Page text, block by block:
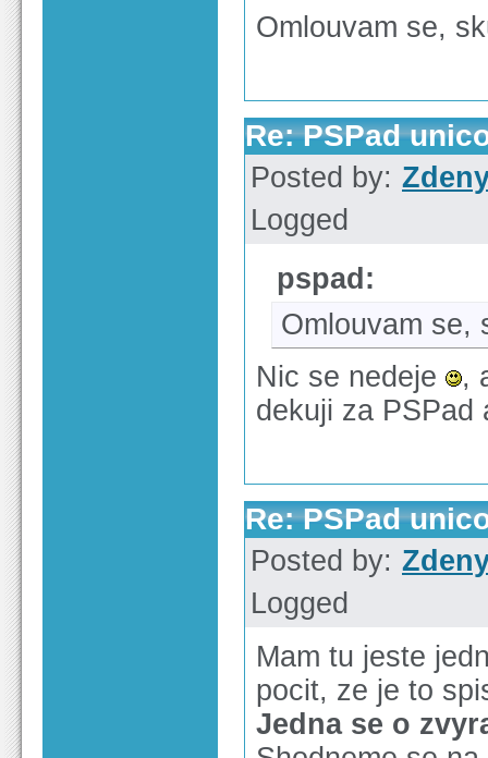
Omlouvam se,
Re: PSPad
Posted by:
Logged
pspad:
Omlouvam se,
Nic se nedeje
,
dekuji za PSPad
Re: PSPad
Posted by:
Logged
Mam tu jeste
pocit, ze je to
Jedna se o